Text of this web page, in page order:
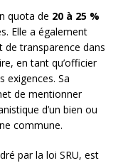
quota de 20 à 25 %
Elle a également
de transparence dans
en tant qu’officier
exigences. Sa
de mentionner
d’un bien ou
commune.
par la loi SRU, est